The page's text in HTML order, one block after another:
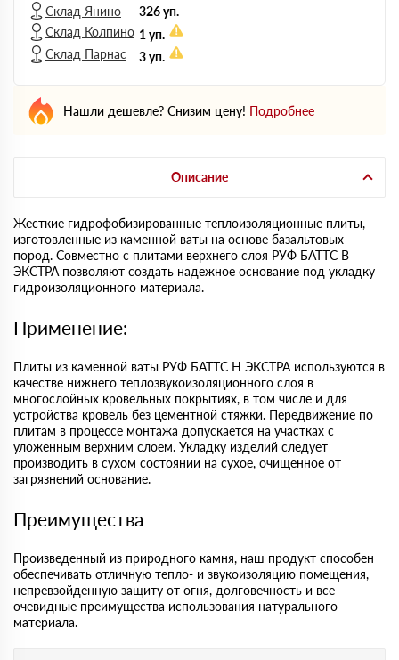
Склад Янино
326 уп.
Склад Колпино 1 уп.
Склад Парнас
3 уп.
Нашли дешевле? Снизим цену! Подробнее
Описание
Жесткие гидрофобизированные теплоизоляционные плиты,
изготовленные из каменной ваты на основе базальтовых
пород. Совместно с плитами верхнего слоя РУФ БАТТС В
ЭКСТРА позволяют создать надежное основание под укладку
гидроизоляционного материала.
Применение:
Плиты из каменной ваты РУФ БАТТС Н ЭКСТРА используются в
качестве нижнего теплозвукоизоляционного слоя в
многослойных кровельных покрытиях, в том числе и для
устройства кровель без цементной стяжки. Передвижение по
плитам в процессе монтажа допускается на участках с
уложенным верхним слоем. Укладку изделий следует
производить в сухом состоянии на сухое, очищенное от
загрязнений основание.
Преимущества
Произведенный из природного камня, наш продукт способен
обеспечивать отличную тепло- и звукоизоляцию помещения,
непревзойденную защиту от огня, долговечность и все
очевидные преимущества использования натурального
материала.